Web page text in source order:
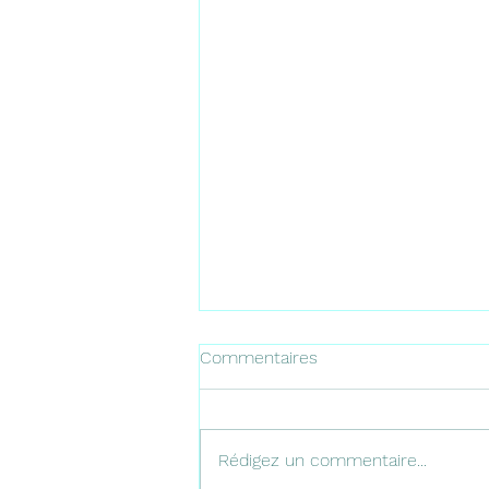
Promesse
Commentaires
Rédigez un commentaire...